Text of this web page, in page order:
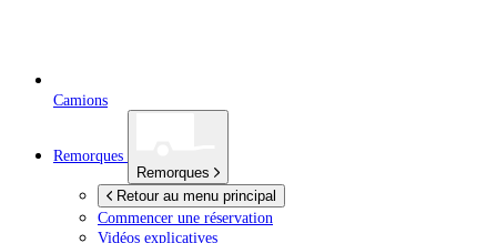
Camions
Remorques
Remorques
Retour au menu principal
Commencer une réservation
Vidéos explicatives